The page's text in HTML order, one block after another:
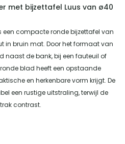
met bijzettafel Luus van ø40
een compacte ronde bijzettafel van
in bruin mat. Door het formaat van
naast de bank, bij een fauteuil of
blad heeft een opstaande
en herkenbare vorm krijgt. De
een rustige uitstraling, terwijl de
contrast.